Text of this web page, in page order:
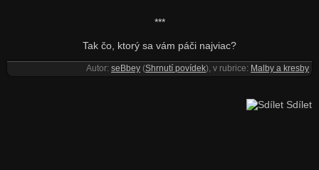
***
Tak čo, ktorý sa vám páči najviac?
Autor:seBbey (Shrnutí povídek), v rubrice: Malby a kresby
Sdílet